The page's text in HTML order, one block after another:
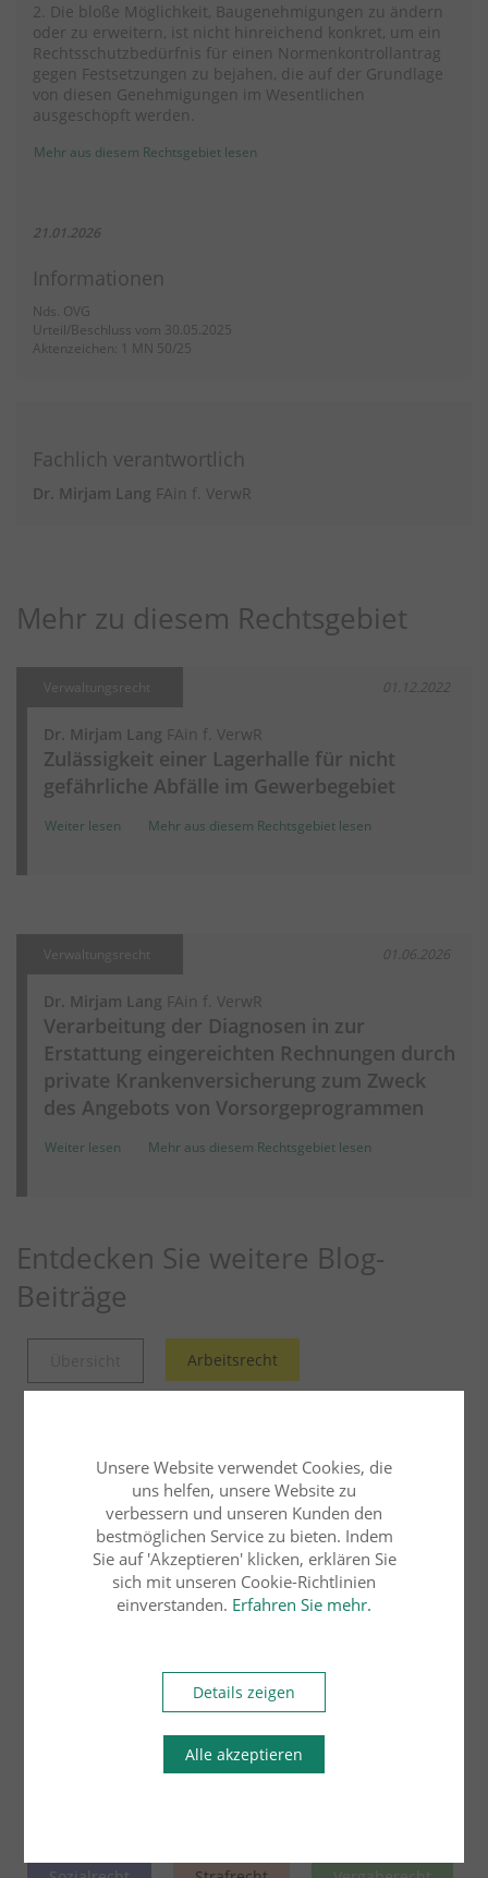
2. Die bloße Möglichkeit, Baugenehmigungen zu ändern
oder zu erweitern, ist nicht hinreichend konkret, um ein
Rechtsschutzbedürfnis für einen Normenkontrollantrag
gegen Festsetzungen zu bejahen, die auf der Grundlage
von diesen Genehmigungen im Wesentlichen
ausgeschöpft werden.
Mehr aus diesem Rechtsgebiet lesen
21.01.2026
Informationen
Nds. OVG
Urteil/Beschluss vom 30.05.2025
Aktenzeichen: 1 MN 50/25
Fachlich verantwortlich
Dr. Mirjam Lang FAin f. VerwR
Mehr zu diesem Rechtsgebiet
Verwaltungsrecht 01.12.2022
Dr. Mirjam Lang FAin f. VerwR
Zulässigkeit einer Lagerhalle für nicht
gefährliche Abfälle im Gewerbegebiet
Weiter lesen Mehr aus diesem Rechtsgebiet lesen
Verwaltungsrecht 01.06.2026
Dr. Mirjam Lang FAin f. VerwR
Verarbeitung der Diagnosen in zur
Erstattung eingereichten Rechnungen durch
private Krankenversicherung zum Zweck
des Angebots von Vorsorgeprogrammen
Weiter lesen Mehr aus diesem Rechtsgebiet lesen
Entdecken Sie weitere Blog-
Beiträge
Arbeitsrecht
Familienrecht
Handels- und Gesellschaftsrecht
Internationales Wirtschaftsrecht
Unsere Website verwendet Cookies, die
uns helfen, unsere Website zu
verbessern und unseren Kunden den
bestmöglichen Service zu bieten. Indem
Sie auf 'Akzeptieren' klicken, erklären Sie
sich mit unseren Cookie-Richtlinien
einverstanden. Erfahren Sie mehr.
Details zeigen
Alle akzeptieren